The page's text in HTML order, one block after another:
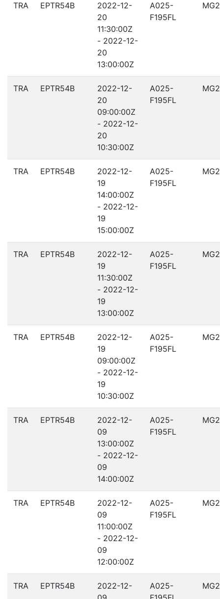
TRA EPTR54B
2022-12-
20
11:30:00Z
- 2022-12-
20
13:00:00Z
A025-
F195FL
TRA EPTR54B
2022-12-
20
09:00:00Z
- 2022-12-
20
10:30:00Z
A025-
F195FL
TRA EPTR54B
2022-12-
19
14:00:00Z
- 2022-12-
19
15:00:00Z
A025-
F195FL
TRA EPTR54B
2022-12-
19
11:30:00Z
- 2022-12-
19
13:00:00Z
A025-
F195FL
TRA EPTR54B
2022-12-
19
09:00:00Z
- 2022-12-
19
10:30:00Z
A025-
F195FL
TRA EPTR54B
2022-12-
09
13:00:00Z
- 2022-12-
09
14:00:00Z
A025-
F195FL
TRA EPTR54B
2022-12-
09
11:00:00Z
- 2022-12-
09
12:00:00Z
A025-
F195FL
TRA EPTR54B
2022-12-
A025-